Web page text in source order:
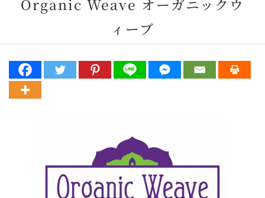
Organic Weave オーガニックウ
ィーブ